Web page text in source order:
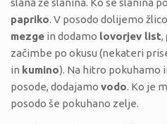
slana že slanina. Ko se slanina
papriko. V posodo dolijemo
mezge in dodamo lovorjev list,
začimbe po okusu (nekateri
in kumino). Na hitro pokuhamo
posode, dodajamo vodo. Ko je
posodo še pokuhano zelje.